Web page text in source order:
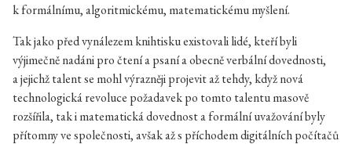
k formálnímu, algoritmickému, matematickému myšlení.
Tak jako před vynálezem knihtisku existovali lidé, kteří byli
výjimečně nadáni pro čtení a psaní a obecně verbální dovednosti,
a jejichž talent se mohl výrazněji projevit až tehdy, když nová
technologická revoluce požadavek po tomto talentu masově
rozšířila, tak i matematická dovednost a formální uvažování byly
přítomny ve společnosti, avšak až s příchodem digitálních počítačů